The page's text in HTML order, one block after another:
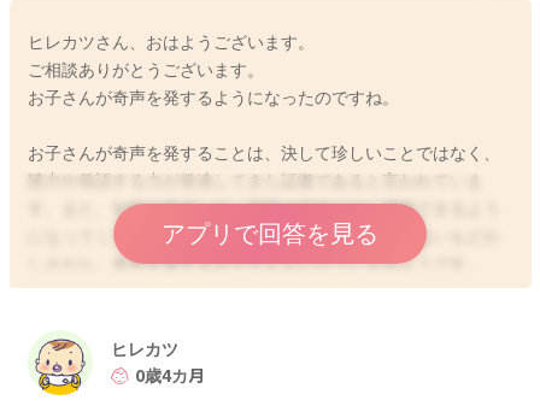
ヒレカツさん、おはようございます。
ご相談ありがとうございます。
お子さんが奇声を発するようになったのですね。
お子さんが奇声を発することは、決して珍しいことではなく、
聴力や発語する力が発達してきた証拠であると言われていま
す。また、知能が発達して、周囲の状況が少し理解できるよう
になってくると、伝えたいことをうまく言葉にできないもどか
しさから、奇声を発するお子さんもいらっしゃるようです。
特に低月齢のお子さんの場合、ご自身から音がするということ
まだ泣くという手段でしか、感情を表現できない時期ですが、
何かのきっかけで、ご自身が泣くという以外にも、音が出せる
アプリで回答を見る
ヒレカツ
0歳4カ月